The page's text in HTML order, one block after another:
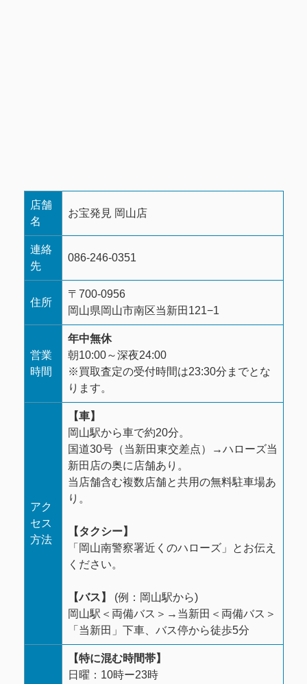
店舗
名
お宝発見 岡山店
連絡
先
086-246-0351
住所
〒700-0956
岡山県岡山市南区当新田121−1
営業
時間
年中無休
朝10:00～深夜24:00
※買取査定の受付時間は23:30分までとな
ります。
アク
セス
方法
【車】
岡山駅から車で約20分。
国道30号（当新田東交差点）→ハローズ当
新田店の奥に店舗あり。
当店舗含む複数店舗と共用の無料駐車場あ
り。
【タクシー】
「岡山南警察署近くのハローズ」とお伝え
ください。
【バス】
(例：岡山駅から)
岡山駅 ＜両備バス＞ →当新田 ＜両備バス＞
「当新田」下車、バス停から徒歩5分
【特に混む時間帯】
日曜：10時ー23時